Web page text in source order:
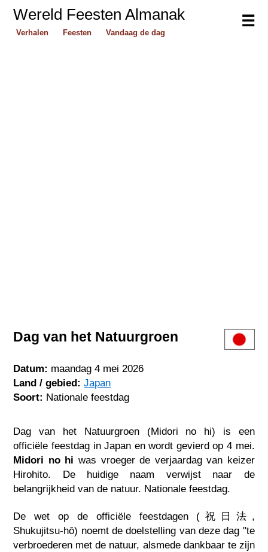
☰
Wereld Feesten Almanak
Verhalen Feesten Vandaag de dag
Dag van het Natuurgroen
Datum: maandag 4 mei 2026
Land / gebied: Japan
Soort: Nationale feestdag
Dag van het Natuurgroen (Midori no hi) is een
officiële feestdag in Japan en wordt gevierd op 4 mei.
Midori no hi was vroeger de verjaardag van keizer
Hirohito. De huidige naam verwijst naar de
belangrijkheid van de natuur. Nationale feestdag.
De wet op de officiële feestdagen (祝日法,
Shukujitsu-hō) noemt de doelstelling van deze dag "te
verbroederen met de natuur, alsmede dankbaar te zijn